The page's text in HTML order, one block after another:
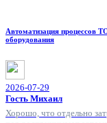
Автоматизация процессов
оборудования
2026-07-29
Гость Михаил
Хорошо, что отдельно